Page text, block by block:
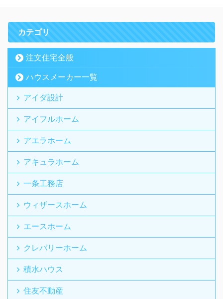
カテゴリ
注文住宅全般
ハウスメーカー一覧
アイダ設計
アイフルホーム
アエラホーム
アキュラホーム
一条工務店
ウィザースホーム
エースホーム
クレバリーホーム
積水ハウス
住友不動産